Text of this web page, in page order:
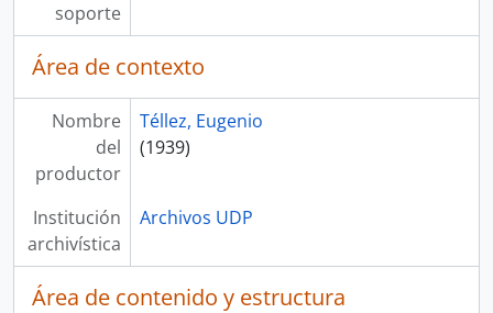
soporte
Área de contexto
Nombre
del
productor
Téllez, Eugenio
(1939)
Institución
archivística
Archivos UDP
Área de contenido y estructura